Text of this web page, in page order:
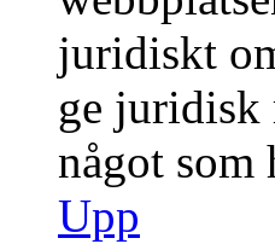
juridiskt
ge juridisk
något
Upp